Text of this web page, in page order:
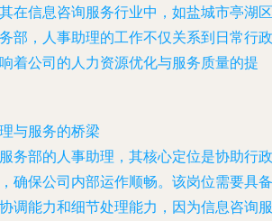
在信息咨询服务行业中，如盐城市亭湖区
部，人事助理的工作不仅关系到日常行政
着公司的人力资源优化与服务质量的提
与服务的桥梁
务部的人事助理，其核心定位是协助行政
确保公司内部运作顺畅。该岗位需要具备
调能力和细节处理能力，因为信息咨询服